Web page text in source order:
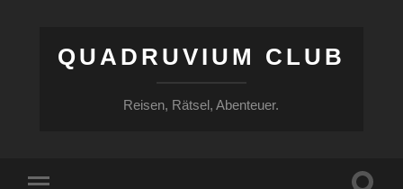
QUADRUVIUM CLUB
Reisen, Rätsel, Abenteuer.